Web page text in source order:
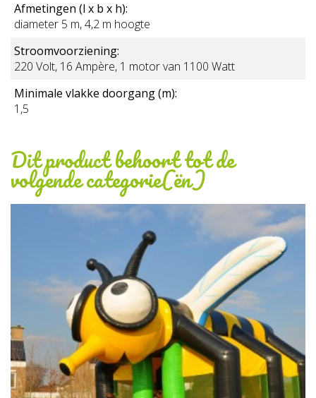
Verlengsnoer 10 meter
€ 10,00
Incl. BTW
BESTEL MEE
Afmetingen (l x b x h):
diameter 5 m, 4,2 m hoogte
Stroomvoorziening:
220 Volt, 16 Ampère, 1 motor van 1100 Watt
Minimale vlakke doorgang (m):
1,5
Dit product behoort tot de
volgende categorie(ën)